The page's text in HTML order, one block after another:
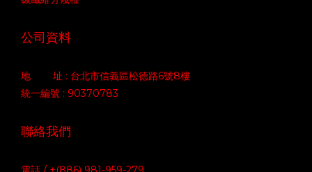
公司資料
地 址 : 台北市信義區松德路6號8樓
統一編號 : 90370783
聯絡我們